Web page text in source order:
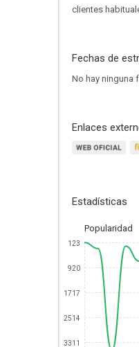
clientes
Fechas de
No hay ninguna
Enlaces
Estadísticas
Popularidad
123
920
1717
2514
3311